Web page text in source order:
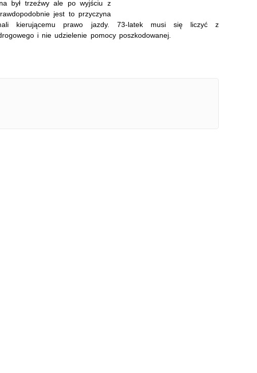
był trzeźwy ale po wyjściu z
jest to przyczyna
kierującemu prawo jazdy. 73-latek musi się liczyć z
i nie udzielenie pomocy poszkodowanej.